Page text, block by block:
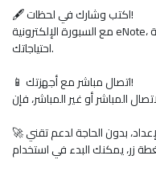
🖋️ اكتب وشارك في لحظات!
مع السبورة الإلكترونية eNote، يمكنك كتابة ملاحظاتك باستخدام قلم التحديد العادي، ومشاركتها وحفظها وتعديلها على هاتفك المحمول أو جهازك اللوحي بكل سهولة. تدعم السبورة أنظمة iOS و Android، مما يجعلها الحل الأمثل لجميع
احتياجاتك.
📱 اتصال مباشر مع أجهزتك!